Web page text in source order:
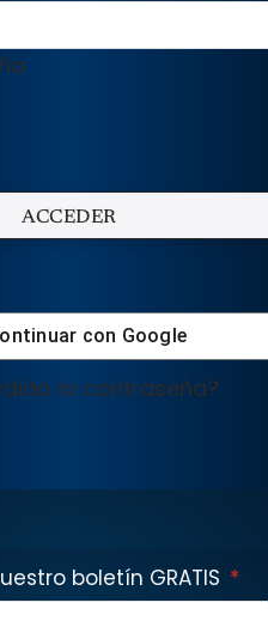
con Google
la contraseña?
boletín GRATIS